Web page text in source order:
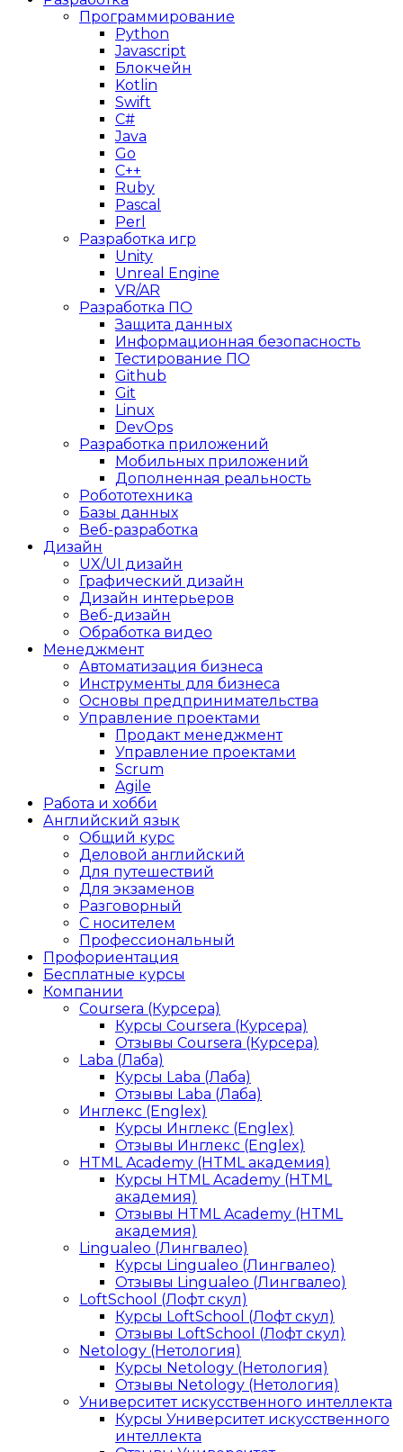
Программирование
Python
Javascript
Блокчейн
Kotlin
Swift
C#
Java
Go
C++
Ruby
Pascal
Perl
Разработка игр
Unity
Unreal Engine
VR/AR
Разработка ПО
Защита данных
Информационная безопасность
Тестирование ПО
Github
Git
Linux
DevOps
Разработка приложений
Мобильных приложений
Дополненная реальность
Робототехника
Базы данных
Веб-разработка
Дизайн
UX/UI дизайн
Графический дизайн
Дизайн интерьеров
Веб-дизайн
Обработка видео
Менеджмент
Автоматизация бизнеса
Инструменты для бизнеса
Основы предпринимательства
Управление проектами
Продакт менеджмент
Управление проектами
Scrum
Agile
Работа и хобби
Английский язык
Общий курс
Деловой английский
Для путешествий
Для экзаменов
Разговорный
С носителем
Профессиональный
Профориентация
Бесплатные курсы
Компании
Coursera (Курсера)
Курсы Coursera (Курсера)
Отзывы Coursera (Курсера)
Laba (Лаба)
Курсы Laba (Лаба)
Отзывы Laba (Лаба)
Инглекс (Englex)
Курсы Инглекс (Englex)
Отзывы Инглекс (Englex)
HTML Academy (HTML академия)
Курсы HTML Academy (HTML
академия)
Отзывы HTML Academy (HTML
академия)
Lingualeo (Лингвалео)
Курсы Lingualeo (Лингвалео)
Отзывы Lingualeo (Лингвалео)
LoftSchool (Лофт скул)
Курсы LoftSchool (Лофт скул)
Отзывы LoftSchool (Лофт скул)
Netology (Нетология)
Курсы Netology (Нетология)
Отзывы Netology (Нетология)
Университет искусственного интеллекта
Курсы Университет искусственного
интеллекта